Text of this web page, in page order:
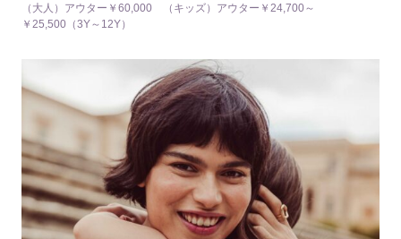
（大人）アウター￥60,000 （キッズ）アウター￥24,700～
￥25,500（3Y～12Y）